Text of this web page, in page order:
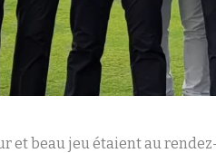
et beau jeu étaient au